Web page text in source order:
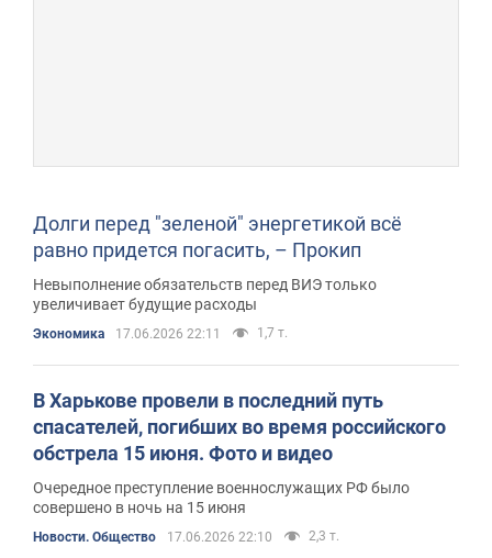
Долги перед "зеленой" энергетикой всё
равно придется погасить, – Прокип
Невыполнение обязательств перед ВИЭ только
увеличивает будущие расходы
Экономика 17.06.2026 22:11 1,7 т.
В Харькове провели в последний путь
спасателей, погибших во время российского
обстрела 15 июня. Фото и видео
Очередное преступление военнослужащих РФ было
совершено в ночь на 15 июня
Новости. Общество 17.06.2026 22:10 2,3 т.